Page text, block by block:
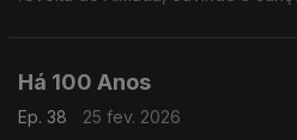
Há 100 Anos
Ep. 38
25 fev. 2026